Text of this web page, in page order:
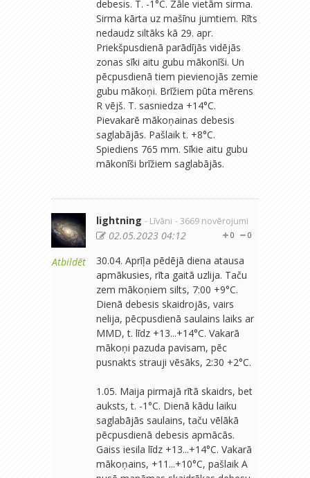
debesis. T. -1°C. Zāle vietām sirma.
Sirma kārta uz mašīnu jumtiem. Rīts
nedaudz siltāks kā 29. apr.
Priekšpusdienā parādījās vidējās
zonas sīki aitu gubu mākonīši. Un
pēcpusdienā tiem pievienojās zemie
gubu mākoņi. Brīžiem pūta mērens
R vējš. T. sasniedza +14°C.
Pievakarē mākoņainas debesis
saglabājās. Pašlaik t. +8°C.
Spiediens 765 mm. Sīkie aitu gubu
mākonīši brīžiem saglabājās.
Atbildēt
lightning - Līvāni - 3669 novērojumi
0
0
02.05.2023 04:12
30.04. Aprīļa pēdējā diena atausa
apmākusies, rīta gaitā uzlija. Taču
zem mākoņiem silts, 7:00 +9°C.
Dienā debesis skaidrojās, vairs
nelija, pēcpusdienā saulains laiks ar
MMD, t. līdz +13...+14°C. Vakarā
mākoņi pazuda pavisam, pēc
pusnakts strauji vēsāks, 2:30 +2°C.
1.05. Maija pirmajā rītā skaidrs, bet
auksts, t. -1°C. Dienā kādu laiku
saglabājās saulains, taču vēlākā
pēcpusdienā debesis apmācās.
Gaiss iesila līdz +13...+14°C. Vakarā
mākoņains, +11...+10°C, pašlaik A